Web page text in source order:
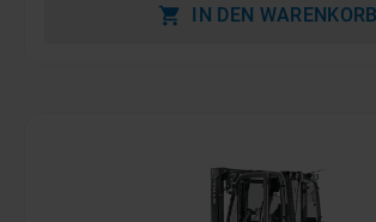
IN DEN WARENKORB